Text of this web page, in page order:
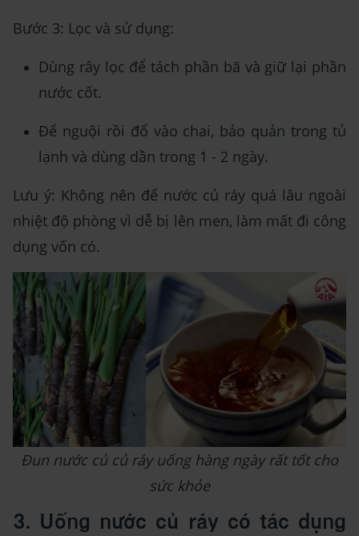
Bước 3: Lọc và sử dụng:
Dùng rây lọc để tách phần bã và giữ lại phần
nước cốt.
Để nguội rồi đổ vào chai, bảo quản trong tủ
lạnh và dùng dần trong 1 - 2 ngày.
Lưu ý: Không nên để nước củ ráy quá lâu ngoài
nhiệt độ phòng vì dễ bị lên men, làm mất đi công
dụng vốn có.
Đun nước củ củ ráy uống hàng ngày rất tốt cho
sức khỏe
3. Uống nước củ ráy có tác dụng